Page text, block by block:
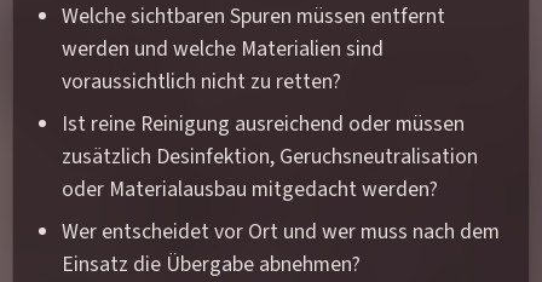
Welche sichtbaren Spuren müssen entfernt
werden und welche Materialien sind
voraussichtlich nicht zu retten?
Ist reine Reinigung ausreichend oder müssen
zusätzlich Desinfektion, Geruchsneutralisation
oder Materialausbau mitgedacht werden?
Wer entscheidet vor Ort und wer muss nach dem
Einsatz die Übergabe abnehmen?